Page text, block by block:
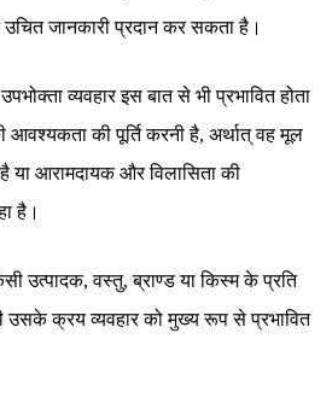
उचित जानकारी प्रदान कर सकता है।
उपभोक्ता व्यवहार इस बात से भी प्रभावित होता
की पूर्ति करनी है, अर्थात् वह मूल
या आरामदायक और विलासिता की
है।
उत्पादक, वस्तु, ब्राण्ड या किस्म के प्रति
उसके क्रय व्यवहार को मुख्य रूप से प्रभावित